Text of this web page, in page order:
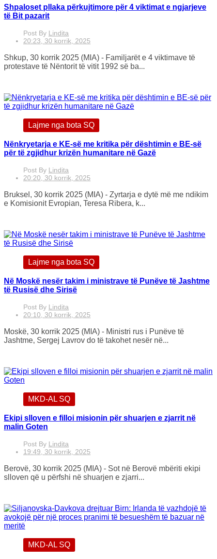
Shpaloset pllaka përkujtimore për 4 viktimat e ngjarjeve
të Bit pazarit
Post By Lindita
20:23, 30 korrik, 2025
Shkup, 30 korrik 2025 (MIA) - Familjarët e 4 viktimave të
protestave të Nëntorit të vitit 1992 së ba...
Lajme nga bota SQ
Nënkryetarja e KE-së me kritika për dështimin e BE-së
për të zgjidhur krizën humanitare në Gazë
Post By Lindita
20:20, 30 korrik, 2025
Bruksel, 30 korrik 2025 (MIA) - Zyrtarja e dytë më me ndikim
e Komisionit Evropian, Teresa Ribera, k...
Lajme nga bota SQ
Në Moskë nesër takim i ministrave të Punëve të Jashtme
të Rusisë dhe Sirisë
Post By Lindita
20:10, 30 korrik, 2025
Moskë, 30 korrik 2025 (MIA) - Ministri rus i Punëve të
Jashtme, Sergej Lavrov do të takohet nesër në...
MKD-AL SQ
Ekipi slloven e filloi misionin për shuarjen e zjarrit në
malin Goten
Post By Lindita
19:49, 30 korrik, 2025
Berovë, 30 korrik 2025 (MIA) - Sot në Berovë mbëriti ekipi
slloven që u përfshi në shuarjen e zjarri...
MKD-AL SQ